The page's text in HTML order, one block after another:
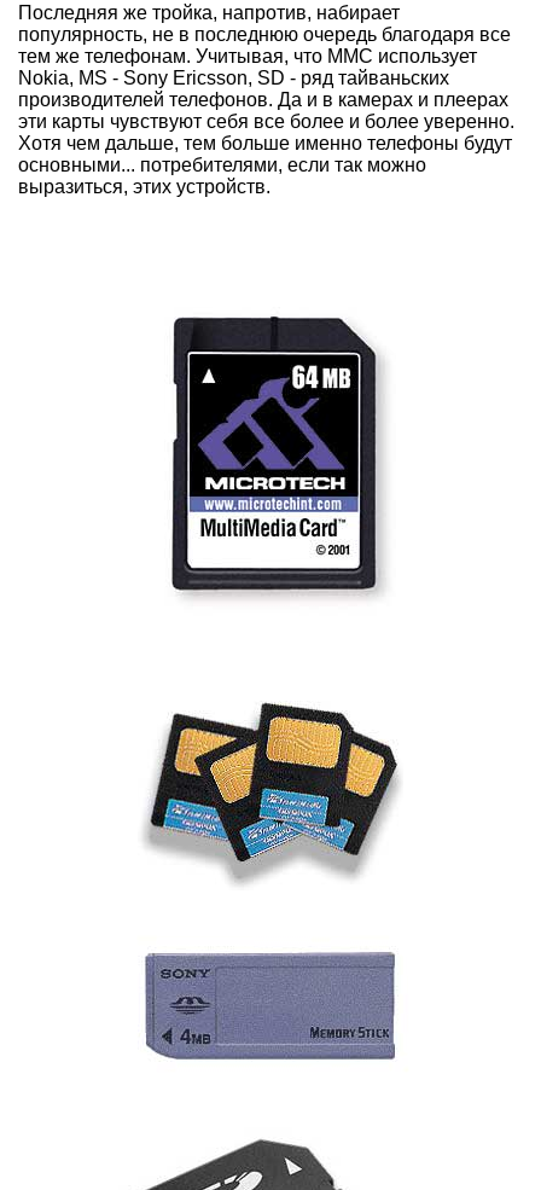
Последняя же тройка, напротив, набирает
популярность, не в последнюю очередь благодаря все
тем же телефонам. Учитывая, что MMC использует
Nokia, MS - Sony Ericsson, SD - ряд тайваньских
производителей телефонов. Да и в камерах и плеерах
эти карты чувствуют себя все более и более уверенно.
Хотя чем дальше, тем больше именно телефоны будут
основными... потребителями, если так можно
выразиться, этих устройств.